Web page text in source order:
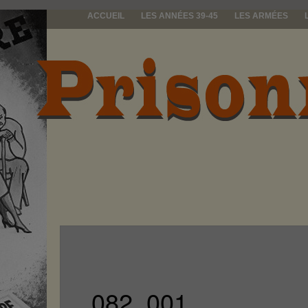
ACCUEIL LES ANNÉES 39-45 LES ARMÉES
prisonniers